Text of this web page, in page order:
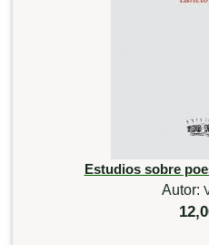
Estudios sobre
Autor: